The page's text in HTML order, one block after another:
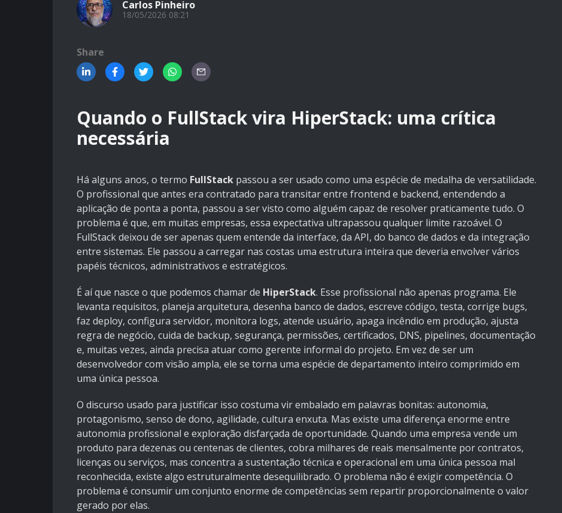
Carlos Pinheiro
18/05/2026 08:21
Share
Quando o FullStack vira HiperStack: uma crítica
necessária
Há alguns anos, o termo FullStack passou a ser usado como uma espécie de medalha de versatilidade.
O profissional que antes era contratado para transitar entre frontend e backend, entendendo a
aplicação de ponta a ponta, passou a ser visto como alguém capaz de resolver praticamente tudo. O
problema é que, em muitas empresas, essa expectativa ultrapassou qualquer limite razoável. O
FullStack deixou de ser apenas quem entende da interface, da API, do banco de dados e da integração
entre sistemas. Ele passou a carregar nas costas uma estrutura inteira que deveria envolver vários
papéis técnicos, administrativos e estratégicos.
É aí que nasce o que podemos chamar de HiperStack. Esse profissional não apenas programa. Ele
levanta requisitos, planeja arquitetura, desenha banco de dados, escreve código, testa, corrige bugs,
faz deploy, configura servidor, monitora logs, atende usuário, apaga incêndio em produção, ajusta
regra de negócio, cuida de backup, segurança, permissões, certificados, DNS, pipelines, documentação
e, muitas vezes, ainda precisa atuar como gerente informal do projeto. Em vez de ser um
desenvolvedor com visão ampla, ele se torna uma espécie de departamento inteiro comprimido em
uma única pessoa.
O discurso usado para justificar isso costuma vir embalado em palavras bonitas: autonomia,
protagonismo, senso de dono, agilidade, cultura enxuta. Mas existe uma diferença enorme entre
autonomia profissional e exploração disfarçada de oportunidade. Quando uma empresa vende um
produto para dezenas ou centenas de clientes, cobra milhares de reais mensalmente por contratos,
licenças ou serviços, mas concentra a sustentação técnica e operacional em uma única pessoa mal
reconhecida, existe algo estruturalmente desequilibrado. O problema não é exigir competência. O
problema é consumir um conjunto enorme de competências sem repartir proporcionalmente o valor
gerado por elas.